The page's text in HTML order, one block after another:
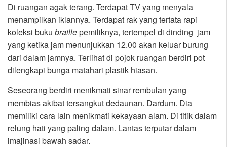
Di ruangan agak terang. Terdapat TV yang menyala
menampilkan iklannya. Terdapat rak yang tertata rapi
koleksi buku braillepemiliknya, tertempel di dinding jam
yang ketika jam menunjukkan 12.00 akan keluar burung
dari dalam jamnya. Terlihat di pojok ruangan berdiri pot
dilengkapi bunga matahari plastik hiasan.
Seseorang berdiri menikmati sinar rembulan yang
membias akibat tersangkut dedaunan. Dardum. Dia
memiliki cara lain menikmati kekayaan alam. Di titik dalam
relung hati yang paling dalam. Lantas terputar dalam
imajinasi bawah sadar.